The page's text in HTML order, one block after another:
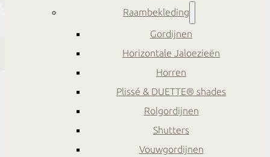
Raambekleding
Gordijnen
Horizontale Jaloezieën
Horren
Plissé & DUETTE® shades
Rolgordijnen
Shutters
Vouwgordijnen